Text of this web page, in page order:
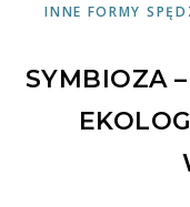
INNE FORMY
SYMBIOZA